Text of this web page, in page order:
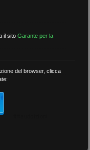
il sitoGarante per la
del browser, clicca